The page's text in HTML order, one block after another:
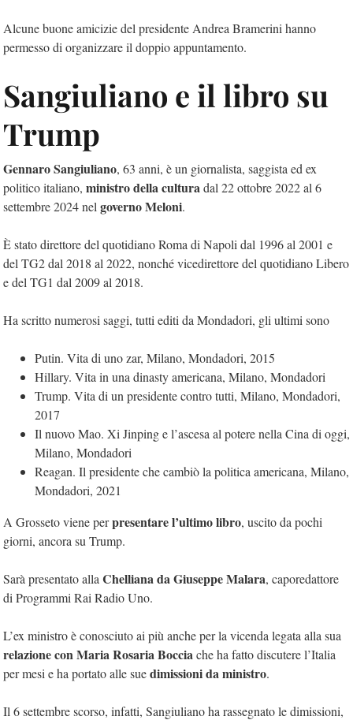
Alcune buone amicizie del presidente Andrea Bramerini hanno
permesso di organizzare il doppio appuntamento.
Sangiuliano e il libro su
Trump
Gennaro Sangiuliano, 63 anni, è un giornalista, saggista ed ex
politico italiano, ministro della culturadal 22 ottobre 2022 al 6
settembre 2024 nel governo Meloni.
È stato direttore del quotidiano Roma di Napoli dal 1996 al 2001 e
del TG2 dal 2018 al 2022, nonché vicedirettore del quotidiano Libero
e del TG1 dal 2009 al 2018.
Ha scritto numerosi saggi, tutti editi da Mondadori, gli ultimi sono
Putin. Vita di uno zar, Milano, Mondadori, 2015
Hillary. Vita in una dinasty americana, Milano, Mondadori
Trump. Vita di un presidente contro tutti, Milano, Mondadori,
2017
Il nuovo Mao. Xi Jinping e l’ascesa al potere nella Cina di oggi,
Milano, Mondadori
Reagan. Il presidente che cambiò la politica americana, Milano,
Mondadori, 2021
A Grosseto viene perpresentare l’ultimo libro, uscito da pochi
giorni, ancora su Trump.
Sarà presentato alla Chelliana da Giuseppe Malara, caporedattore
di Programmi Rai Radio Uno.
L’ex ministro è conosciuto ai più anche per la vicenda legata alla sua
relazione con Maria Rosaria Bocciache ha fatto discutere l’Italia
per mesi e ha portato alle suedimissioni da ministro.
Il 6 settembre scorso, infatti, Sangiuliano ha rassegnato le dimissioni,